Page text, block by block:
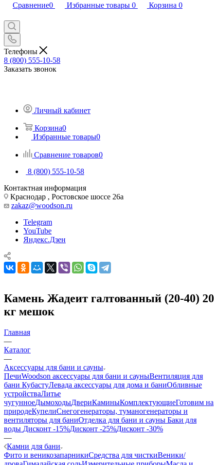
Сравнение0 Избранные товары 0 Корзина 0
Телефоны
8 (800) 555-10-58
Заказать звонок
Личный кабинет
Корзина0
Избранные товары0
Сравнение товаров0
8 (800) 555-10-58
Контактная информация
Краснодар , Ростовское шоссе 26а
zakaz@woodson.ru
Telegram
YouTube
Яндекс.Дзен
Камень Жадеит галтованный (20-40) 20
кг мешок
Главная
—
Каталог
—
Аксессуары для бани и сауны
ПечиWoodson аксессуары для бани и сауныВентиляция для
бани КубастуЛевада аксессуары для дома и баниОбливные
устройстваЛитье
чугунноеДымоходыДвериКаминыКомплектующиеГотовим на
природеКупелиСнегогенераторы, туманогенераторы и
вентиляторы для баниОтделка для бани и сауны Баки для
воды Дисконт -15%Дисконт -25%Дисконт -30%
—
Камни для бани
Фито и веникозапарникиСредства для чисткиВеники/